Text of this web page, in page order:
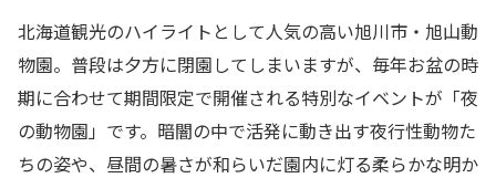
北海道観光のハイライトとして人気の高い旭川市・旭山動
物園。普段は夕方に閉園してしまいますが、毎年お盆の時
期に合わせて期間限定で開催される特別なイベントが「夜
の動物園」です。暗闇の中で活発に動き出す夜行性動物た
ちの姿や、昼間の暑さが和らいだ園内に灯る柔らかな明か